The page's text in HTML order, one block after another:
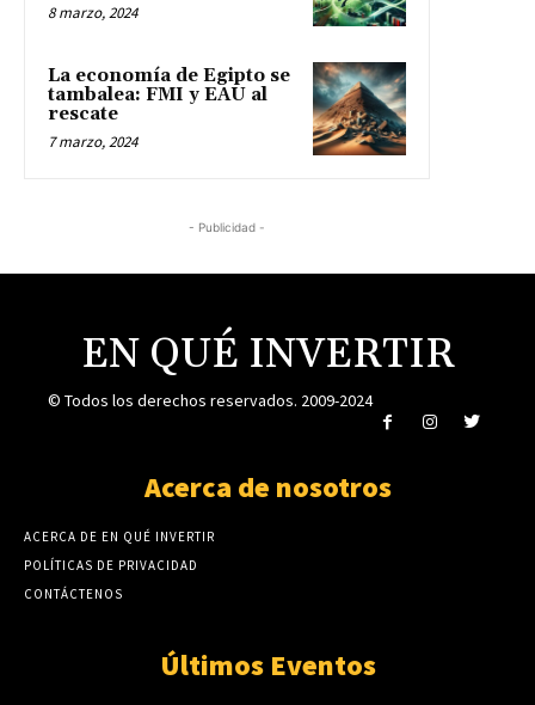
8 marzo, 2024
La economía de Egipto se
tambalea: FMI y EAU al
rescate
7 marzo, 2024
- Publicidad -
EN QUÉ INVERTIR
© Todos los derechos reservados. 2009-2024
Acerca de nosotros
ACERCA DE EN QUÉ INVERTIR
POLÍTICAS DE PRIVACIDAD
CONTÁCTENOS
Últimos Eventos